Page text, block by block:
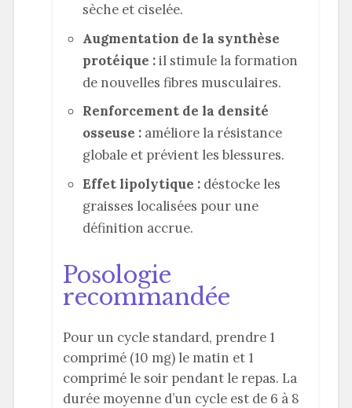
sèche et ciselée.
Augmentation de la synthèse
protéique :il stimule la formation
de nouvelles fibres musculaires.
Renforcement de la densité
osseuse : améliore la résistance
globale et prévient les blessures.
Effet lipolytique : déstocke les
graisses localisées pour une
définition accrue.
Posologie
recommandée
Pour un cycle standard, prendre 1
comprimé (10 mg) le matin et 1
comprimé le soir pendant le repas. La
durée moyenne d’un cycle est de 6 à 8